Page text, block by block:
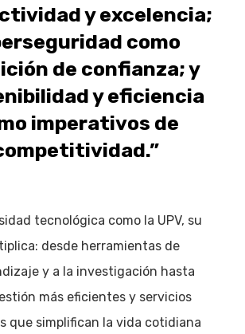
y excelencia;
como
de confianza; y
y eficiencia
imperativos de
tecnológica como la UPV, su
desde herramientas de
y a la investigación hasta
más eficientes y servicios
que simplifican la vida cotidiana